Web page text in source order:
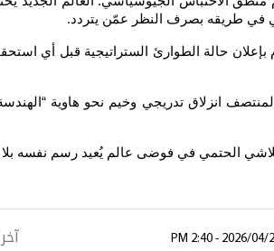
في طريقه بصرف النظر عمّن يتردد.
حالة الطوارئ الستراتيجية قبل أي
انزلاق تدريجي وخيم نحو هاوية “الهندسة
الحتمي في فوضى عالم يُعيد رسم نفسه بلا
2026/04/20 - 2:40